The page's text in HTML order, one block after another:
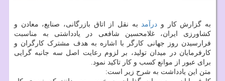
به گزارش کار و درآمدبه نقل از اتاق بازرگانی، صنایع، معادن و
کشاورزی ایران، غلامحسین شافعی در یادداشتی به مناسبت
فرارسیدن روز جهانی کارگر با اشاره به هدف مشترک کارگران و
کارفرمایان در میدان تولید، بر لزوم رعایت اصل سه جانبه گرایی
برای عبور از موانع کسب و کار تاکید نمود.
متن این یادداشت به شرح زیر است: